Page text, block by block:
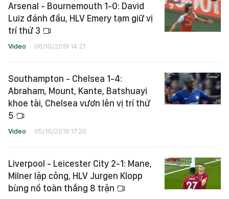
Arsenal - Bournemouth 1-0: David
Luiz đánh đầu, HLV Emery tạm giữ vị
trí thứ 3
Video 06/10/2019 14:21
Southampton - Chelsea 1-4:
Abraham, Mount, Kante, Batshuayi
khoe tài, Chelsea vươn lên vị trí thứ
5
Video 05/10/2019 17:20
Liverpool - Leicester City 2-1: Mane,
Milner lập công, HLV Jurgen Klopp
bùng nổ toàn thắng 8 trận